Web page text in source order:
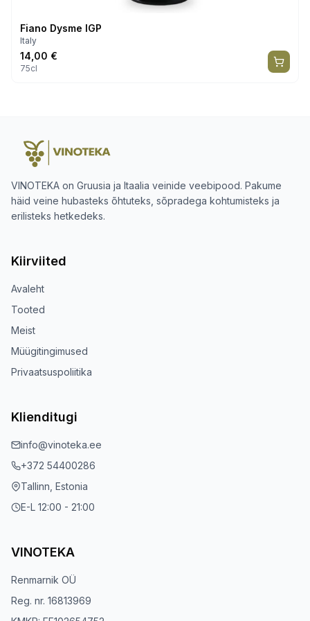
Fiano Dysme IGP
Italy
14,00 €
75cl
VINOTEKA on Gruusia ja Itaalia veinide veebipood. Pakume
häid veine hubasteks õhtuteks, sõpradega kohtumisteks ja
erilisteks hetkedeks.
Kiirviited
Avaleht
Tooted
Meist
Müügitingimused
Privaatsuspoliitika
Klienditugi
info@vinoteka.ee
+372 54400286
Tallinn, Estonia
E-L 12:00 - 21:00
VINOTEKA
Renmarnik OÜ
Reg. nr. 16813969